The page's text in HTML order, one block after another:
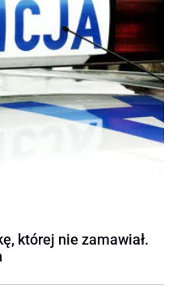
której nie zamawiał.